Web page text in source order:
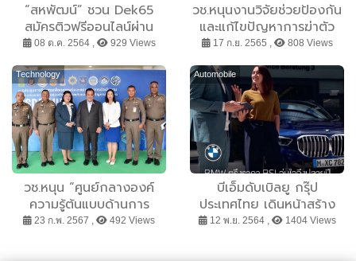
“สหพัฒน์” ชวน Dek65
สมัครติวฟรีออนไลน์ผ่าน
เว็บไซต์ Sahapat
Admission กับ โครงการ
“สหพัฒน์แอดมิชชั่น” ครั้งที่
24 ดีเดย์เริ่มติว 11-16 ต.ค.นี้
08 ต.ค. 2564 , 929 Views
วช.หนุนงานวิจัยช่วยป้องกัน
และแก้ไขปัญหาการฆ่าตัว
ตาย ขยายผลโมเดลต้นแบบ
25 จังหวัด เสริมภูมิคุ้มกันให้
สังคม
17 ก.ย. 2565 , 808 Views
Technology
วช.หนุน “ศูนย์กลางองค์
ความรู้ต้นแบบด้านการ
ป้องกันและแก้ไขปัญหายา
23 ก.พ. 2567 , 492 Views
Automobile
บีเอ็มดับเบิลยู กรุ๊ป
ประเทศไทย เดินหน้าสร้าง
ความอุ่นใจให้กับลูกค้า พร้อม
12 พ.ย. 2564 , 1404 Views